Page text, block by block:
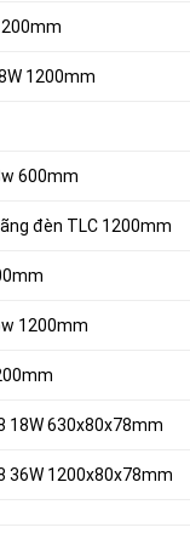
1200mm
600mm
đèn TLC 1200mm
1200mm
18W 630x80x78mm
36W 1200x80x78mm